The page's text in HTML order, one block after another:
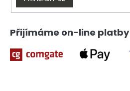
Přijímáme on-line platby